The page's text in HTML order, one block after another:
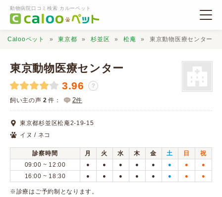
動物病院口コミ検索 カルーペット
動物病院検索
口コミ検索
Calooペットとは？
口コミ投稿
Calooペット 東京都 杉並区 松庵 東京動物医療センター
東京動物医療センター
3.96 ？
飼い主の声 2 件： 2件
東京都杉並区松庵2-19-15
イヌ / ネコ
診察時間 月 火 水 木 金 土 日
祝
09:00 ~ 12:00
● ● ● ● ● ● ● ●
16:00 ~ 18:30 ● ● ● ● ● ● ● ●
※診療はご予約制となります。